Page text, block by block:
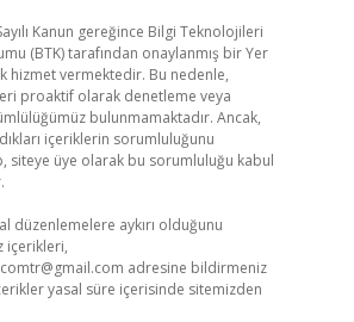
Kanun gereğince Bilgi Teknolojileri
(BTK) tarafından onaylanmış bir Yer
hizmet vermektedir. Bu nedenle,
proaktif olarak denetleme veya
bulunmamaktadır. Ancak,
içeriklerin sorumluluğunu
siteye üye olarak bu sorumluluğu kabul
düzenlemelere aykırı olduğunu
içerikleri,
adresine bildirmeniz
yasal süre içerisinde sitemizden